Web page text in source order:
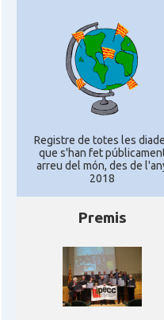
Registre de totes les
que s'han fet
arreu del món, des de
2018
Premis